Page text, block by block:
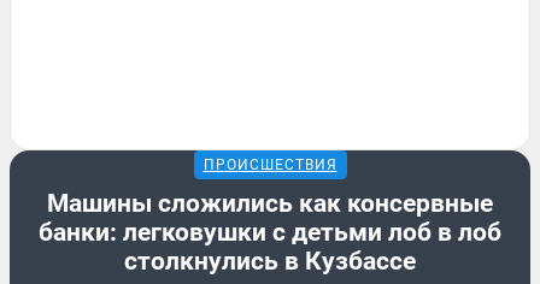
ПРОИСШЕСТВИЯ
Машины сложились как консервные
банки: легковушки с детьми лоб в лоб
столкнулись в Кузбассе